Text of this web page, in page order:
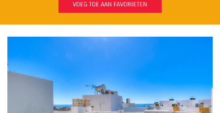
VOEG TOE AAN FAVORIETEN